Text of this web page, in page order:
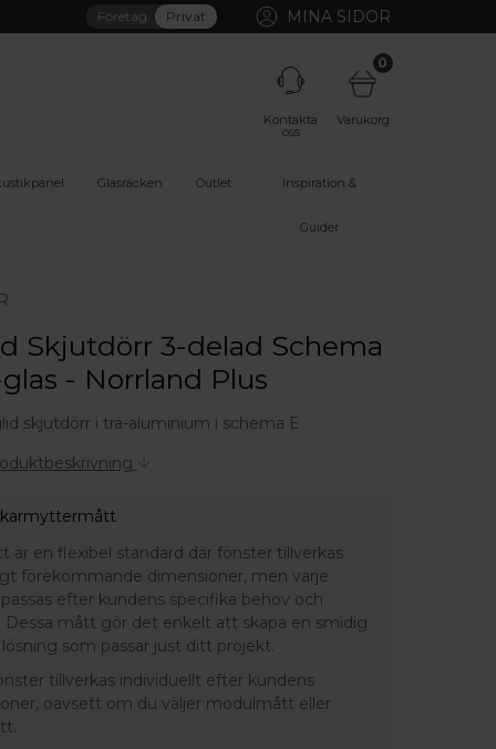
Företag Privat MINA SIDOR
Kontakta
oss
0
Varukorg
Glasräcken Outlet Inspiration &
Guider
Skjutdörr 3-delad Schema
glas - Norrland Plus
skjutdörr i trä-aluminium i schema E
är en flexibel standard där fönster tillverkas
förekommande dimensioner, men varje
efter kundens specifika behov och
Dessa mått gör det enkelt att skapa en smidig
som passar just ditt projekt.
tillverkas individuellt efter kundens
oavsett om du väljer modulmått eller